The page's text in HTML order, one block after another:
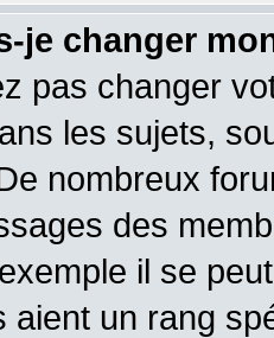
je changer
pas changer
les sujets,
nombreux
des
il se
aient un rang